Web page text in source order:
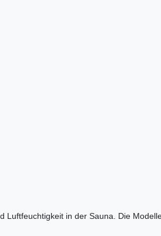
in der Sauna. Die